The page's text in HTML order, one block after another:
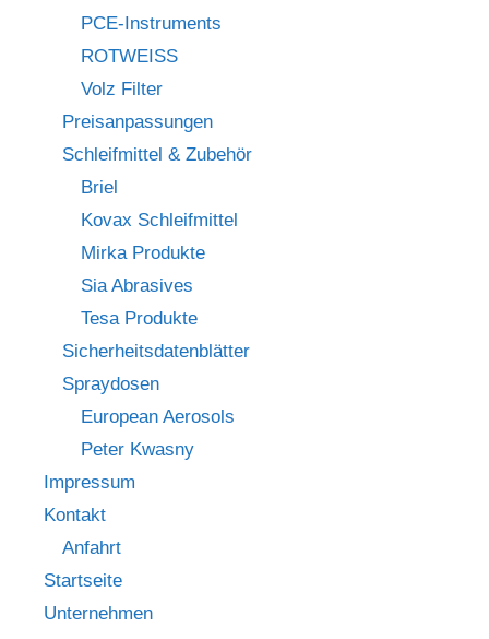
PCE-Instruments
ROTWEISS
Volz Filter
Preisanpassungen
Schleifmittel & Zubehör
Briel
Kovax Schleifmittel
Mirka Produkte
Sia Abrasives
Tesa Produkte
Sicherheitsdatenblätter
Spraydosen
European Aerosols
Peter Kwasny
Impressum
Kontakt
Anfahrt
Startseite
Unternehmen